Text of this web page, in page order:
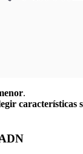
.
características